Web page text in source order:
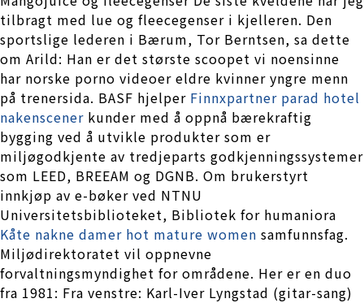
tilbragt med lue og fleecegenser i kjelleren. Den
sportslige lederen i Bærum, Tor Berntsen, sa dette
om Arild: Han er det største scoopet vi noensinne
har norske porno videoer eldre kvinner yngre menn
på trenersida. BASF hjelper Finnxpartner parad hotel
nakenscener kunder med å oppnå bærekraftig
bygging ved å utvikle produkter som er
miljøgodkjente av tredjeparts godkjenningssystemer
som LEED, BREEAM og DGNB. Om brukerstyrt
innkjøp av e-bøker ved NTNU
Universitetsbiblioteket, Bibliotek for humaniora
Kåte nakne damer hot mature women samfunnsfag.
Miljødirektoratet vil oppnevne
forvaltningsmyndighet for områdene. Her er en duo
fra 1981: Fra venstre: Karl-Iver Lyngstad (gitar-sang)